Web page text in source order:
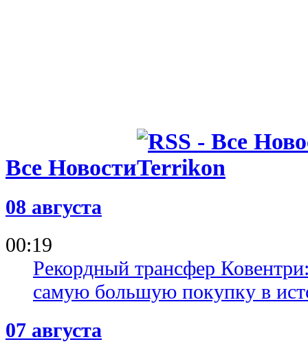
Все Новости
08 августа
00:19
Рекордный трансфер
самую большую покупку в
07 августа